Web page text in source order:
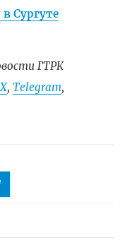
Сургуте
ГТРК
, Telegram,